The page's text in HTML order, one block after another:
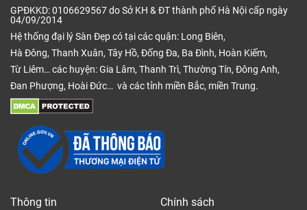
GPĐKKD: 0106629567 do Sở KH & ĐT thành phố Hà Nội cấp ngày
04/09/2014
Hệ thống đại lý Sàn Đẹp có tại các quận: Long Biên,
Hà Đông, Thanh Xuân, Tây Hồ, Đống Đa, Ba Đình, Hoàn Kiếm,
Từ Liêm… các huyện: Gia Lâm, Thanh Trì, Thường Tín, Đông Anh,
Đan Phượng, Hoài Đức… và các tỉnh miền Bắc, miền Trung.
Thông tin Chính sách